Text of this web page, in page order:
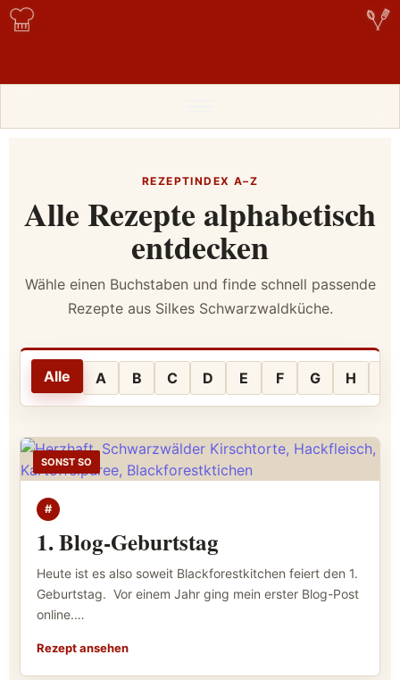
REZEPTINDEX A–Z
Alle Rezepte alphabetisch
entdecken
Wähle einen Buchstaben und finde schnell passende
Rezepte aus Silkes Schwarzwaldküche.
Alle A B C D E F G H
SONST SO
#
1. Blog-Geburtstag
Heute ist es also soweit Blackforestkitchen feiert den 1.
Geburtstag. Vor einem Jahr ging mein erster Blog-Post
online.…
Rezept ansehen